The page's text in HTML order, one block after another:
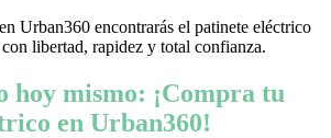
Urban360 encontrarás el patinete eléctrico
libertad, rapidez y total confianza.
hoy mismo: ¡Compra tu
en Urban360!